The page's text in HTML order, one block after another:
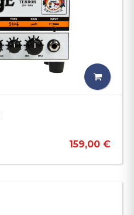
159,00 €